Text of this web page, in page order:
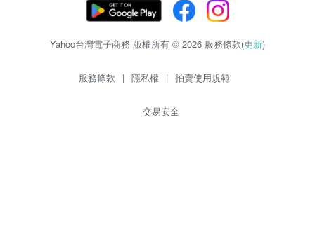
Yahoo台灣電子商務 版權所有 © 2026 服務條款(更新)
服務條款 | 隱私權 | 拍賣使用規範
交易安全